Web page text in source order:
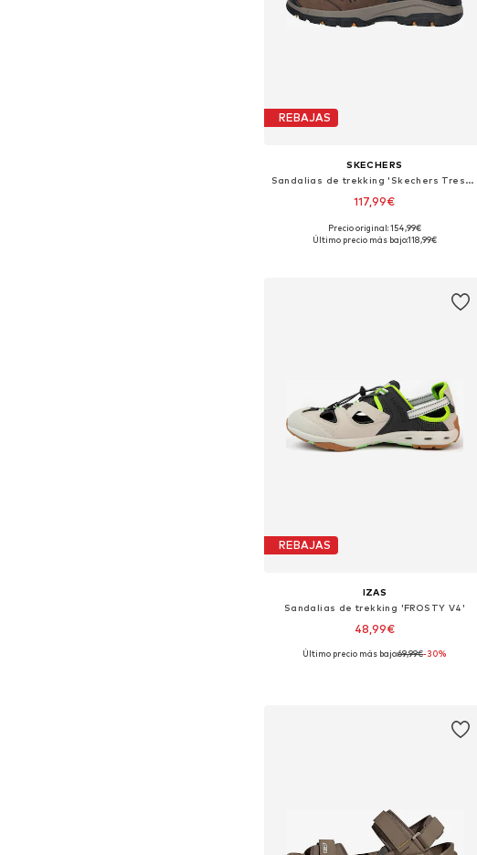
REBAJAS
SKECHERS
Sandalias de trekking 'Skechers Tresmen - Menard'
117,99€
Disponible en muchas tallas
Precio original: 154,99€
Último precio más bajo:118,99€
REBAJAS
IZAS
Sandalias de trekking 'FROSTY V4'
48,99€
+2
Disponible en muchas tallas
Último precio más bajo:69,99€-30%